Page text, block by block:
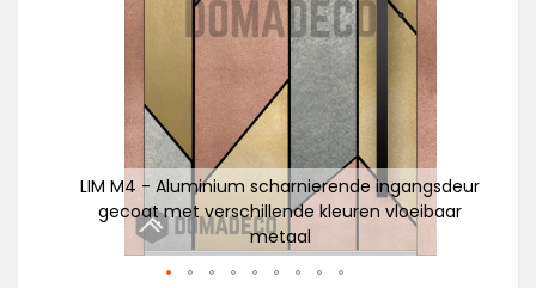
LIM M4 - Aluminium scharnierende ingangsdeur
gecoat met verschillende kleuren vloeibaar
metaal